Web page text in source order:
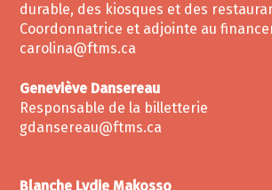
durable, des kiosques et des
Coordonnatrice et adjointe au
carolina@ftms.ca
Geneviève Dansereau
Responsable de la billetterie
gdansereau@ftms.ca
Blanche Lydie Makosso